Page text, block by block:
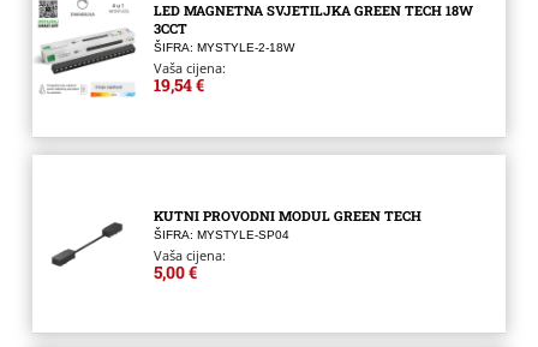
LED MAGNETNA SVJETILJKA GREEN TECH 18W
3CCT
ŠIFRA: MYSTYLE-2-18W
Vaša cijena:
19,54 €
KUTNI PROVODNI MODUL GREEN TECH
ŠIFRA: MYSTYLE-SP04
Vaša cijena:
5,00 €